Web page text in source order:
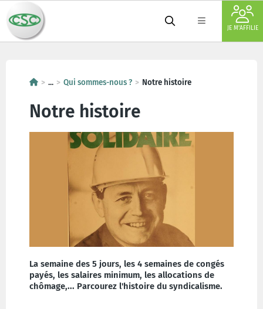
JE M'AFFILIE
... Qui sommes-nous ? Notre histoire
Notre histoire
La semaine des 5 jours, les 4 semaines de congés
payés, les salaires minimum, les allocations de
chômage,... Parcourez l'histoire du syndicalisme.